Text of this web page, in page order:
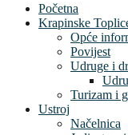
Početna
Krapinske
Opće
Povijest
Udruge i
Turizam i
Ustroj
Načelnica